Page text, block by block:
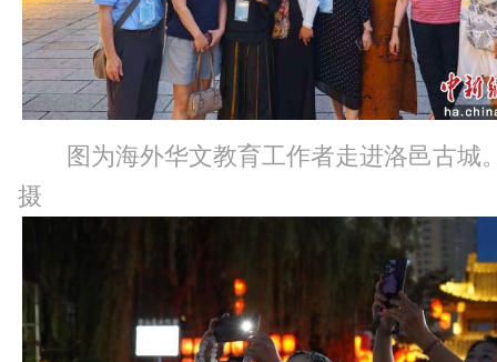
图为海外华文教育工作者走进洛邑古城
摄